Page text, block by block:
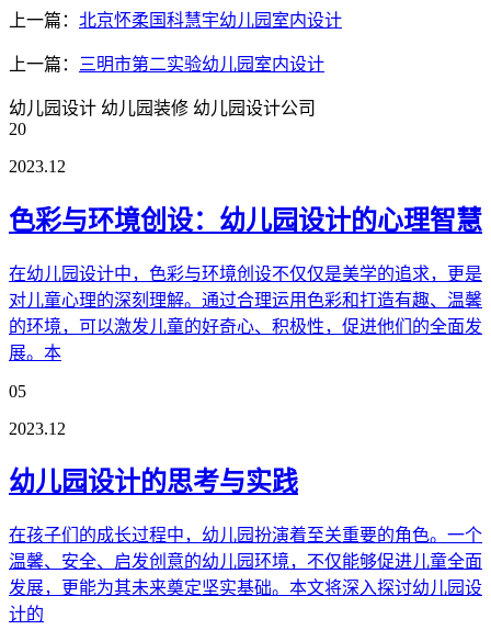
上一篇： 北京怀柔国科慧宇幼儿园室内设计
上一篇： 三明市第二实验幼儿园室内设计
幼儿园设计 幼儿园装修 幼儿园设计公司
20
2023.12
色彩与环境创设：幼儿园设计的心理智慧
在幼儿园设计中，色彩与环境创设不仅仅是美学的追求，更是
对儿童心理的深刻理解。通过合理运用色彩和打造有趣、温馨
的环境，可以激发儿童的好奇心、积极性，促进他们的全面发
展。本
05
2023.12
幼儿园设计的思考与实践
在孩子们的成长过程中，幼儿园扮演着至关重要的角色。一个
温馨、安全、启发创意的幼儿园环境，不仅能够促进儿童全面
发展，更能为其未来奠定坚实基础。本文将深入探讨幼儿园设
计的